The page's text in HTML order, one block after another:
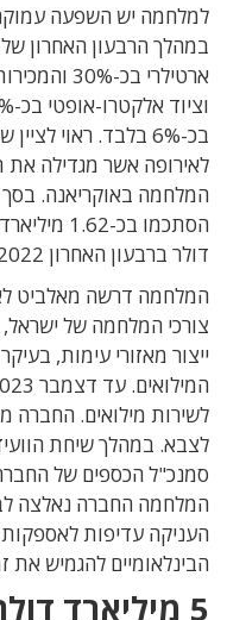
למלחמה יש השפעה
ארטילרי
בכ-6% בלבד. ראוי
לאירופה אשר מגדילה
המלחמה באוקריאנה. בסך
דולר ברבעון האחרון 2022.
המלחמה דרשה מאלביט
צורכי המלחמה של
ייצור מאזורי עימות,
לצבא. במהלך שיחת
סמנכ"ל הכספים של
המלחמה החברה נאלצה
העניקה עדיפות
הבינלאומיים להגמיש את
5 מיליארד